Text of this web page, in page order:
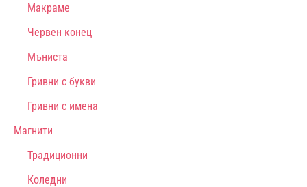
Макраме
Червен конец
Мъниста
Гривни с букви
Гривни с имена
Магнити
Традиционни
Коледни